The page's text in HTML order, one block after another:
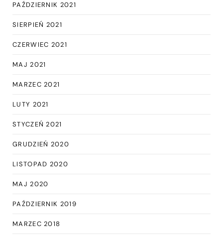
PAŹDZIERNIK 2021
SIERPIEŃ 2021
CZERWIEC 2021
MAJ 2021
MARZEC 2021
LUTY 2021
STYCZEŃ 2021
GRUDZIEŃ 2020
LISTOPAD 2020
MAJ 2020
PAŹDZIERNIK 2019
MARZEC 2018